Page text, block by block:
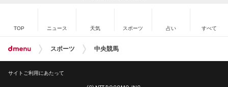
TOP ニュース 天気 スポーツ 占い すべて
スポーツ 中央競馬
サイトご利用にあたって